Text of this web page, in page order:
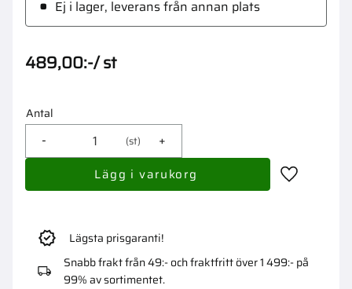
489,00:-/st
Antal
st +
-
Lägg till i
Lägsta prisgaranti!
Snabb frakt från 49:- och fraktfritt över 1 499:- på
99% av sortimentet.
Ej i lager, leverans från annan plats